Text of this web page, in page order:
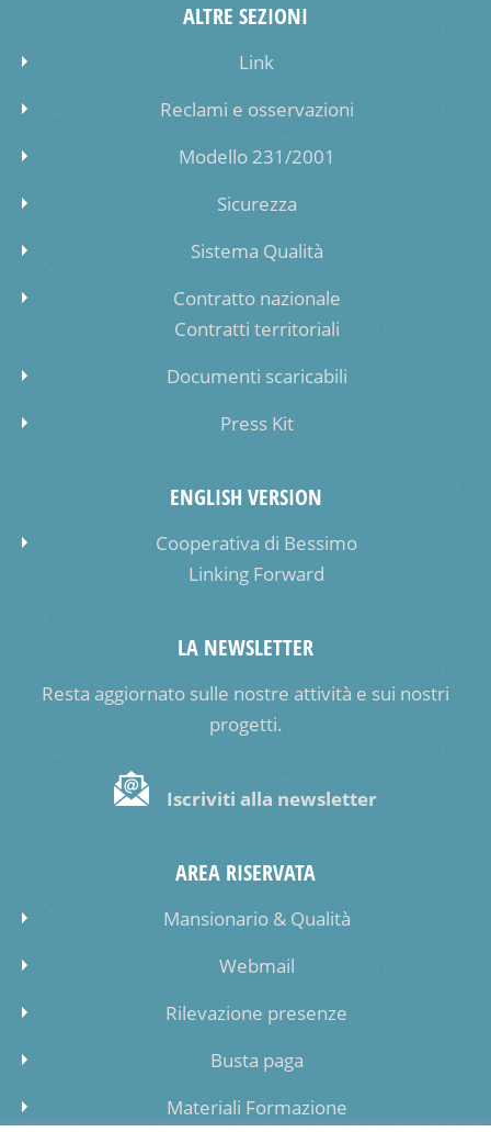
ALTRE SEZIONI
Link
Reclami e osservazioni
Modello 231/2001
Sicurezza
Sistema Qualità
Contratto nazionale
Contratti territoriali
Documenti scaricabili
Press Kit
ENGLISH VERSION
Cooperativa di Bessimo
Linking Forward
LA NEWSLETTER
Resta aggiornato sulle nostre attività e sui nostri
progetti.
Iscriviti alla newsletter
AREA RISERVATA
Mansionario & Qualità
Webmail
Rilevazione presenze
Busta paga
Materiali Formazione